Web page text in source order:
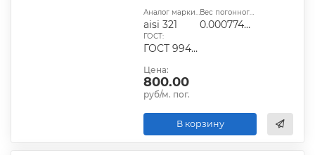
Аналог марки стали:
aisi 321
Вес погонного метра, т.:
0.00077408
ГОСТ:
ГОСТ 9940-81, ГОСТ 9941-81, ГОСТ 24030-80, ГОСТ 10498-82
Цена:
800.00
руб/м. пог.
В корзину